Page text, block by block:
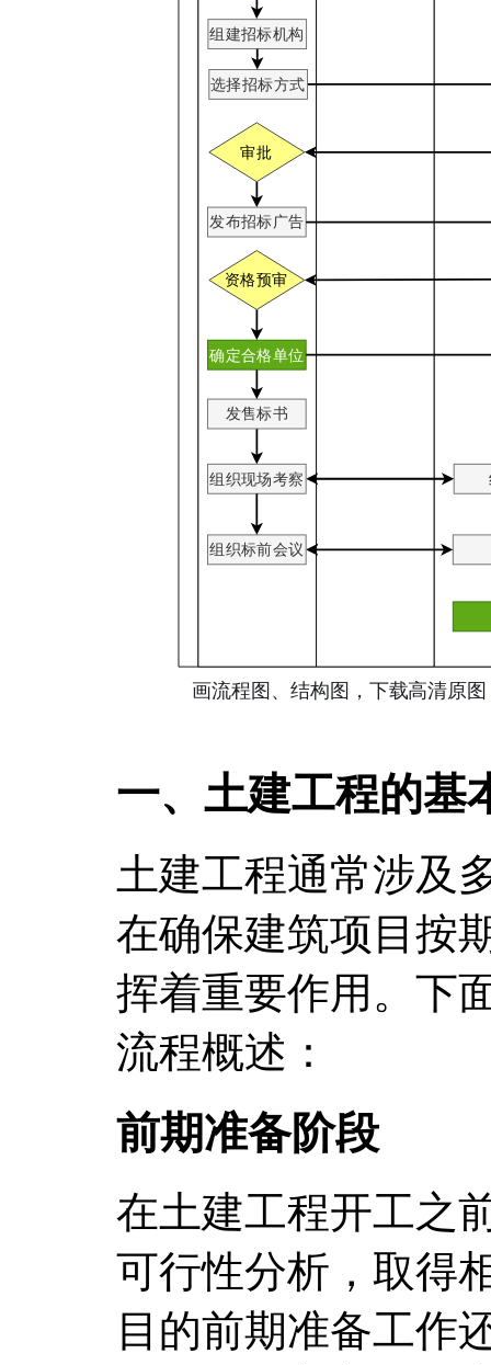
一、土建工程的基
土建工程通常涉及
在确保建筑项目按
挥着重要作用。下
流程概述：
前期准备阶段
在土建工程开工之
可行性分析，取得
目的前期准备工作